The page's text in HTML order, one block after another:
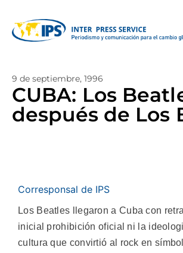
9 de septiembre, 1996
CUBA: Los
después de Los
Corresponsal de IPS
Los Beatles llegaron a Cuba con
inicial prohibición oficial ni la
cultura que convirtió al rock en